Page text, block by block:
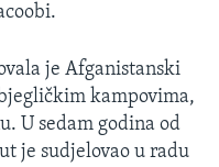
je Afganistanski
kampovima,
U sedam godina od
je sudjelovao u radu